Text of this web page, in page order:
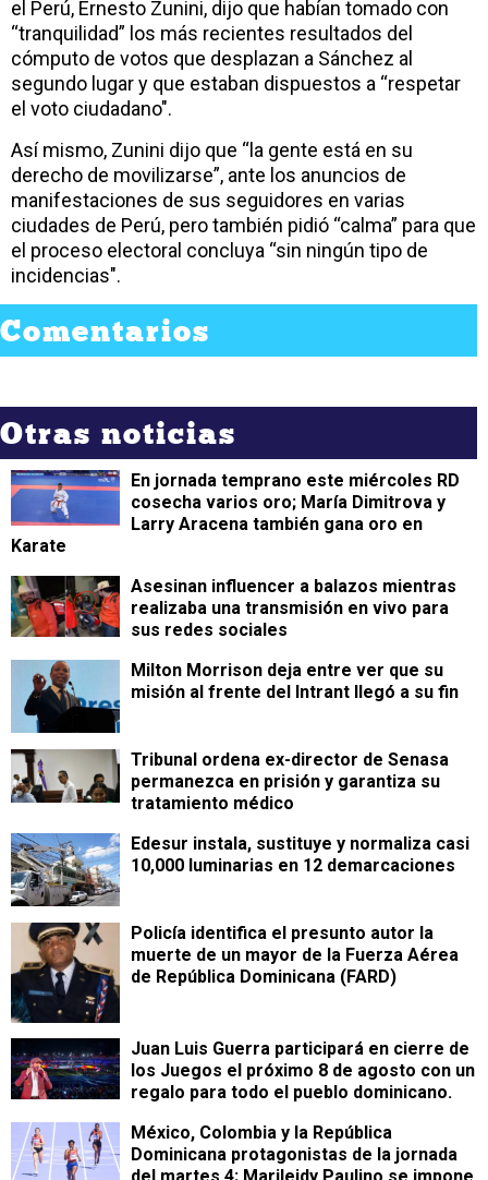
el Perú, Ernesto Zunini, dijo que habían tomado con
“tranquilidad” los más recientes resultados del
cómputo de votos que desplazan a Sánchez al
segundo lugar y que estaban dispuestos a “respetar
el voto ciudadano".
Así mismo, Zunini dijo que “la gente está en su
derecho de movilizarse”, ante los anuncios de
manifestaciones de sus seguidores en varias
ciudades de Perú, pero también pidió “calma” para que
el proceso electoral concluya “sin ningún tipo de
incidencias".
Comentarios
Otras noticias
En jornada temprano este miércoles RD
cosecha varios oro; María Dimitrova y
Larry Aracena también gana oro en
Karate
Asesinan influencer a balazos mientras
realizaba una transmisión en vivo para
sus redes sociales
Milton Morrison deja entre ver que su
misión al frente del Intrant llegó a su fin
Tribunal ordena ex-director de Senasa
permanezca en prisión y garantiza su
tratamiento médico
Edesur instala, sustituye y normaliza casi
10,000 luminarias en 12 demarcaciones
Policía identifica el presunto autor la
muerte de un mayor de la Fuerza Aérea
de República Dominicana (FARD)
Juan Luis Guerra participará en cierre de
los Juegos el próximo 8 de agosto con un
regalo para todo el pueblo dominicano.
México, Colombia y la República
Dominicana protagonistas de la jornada